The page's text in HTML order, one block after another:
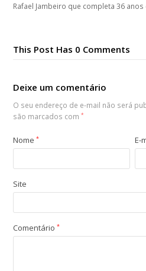
Rafael Jambeiro que completa 36
This Post Has 0 Comments
Deixe um comentário
O seu endereço de e-mail não será
são marcados com*
Nome* E-
Site
Comentário*